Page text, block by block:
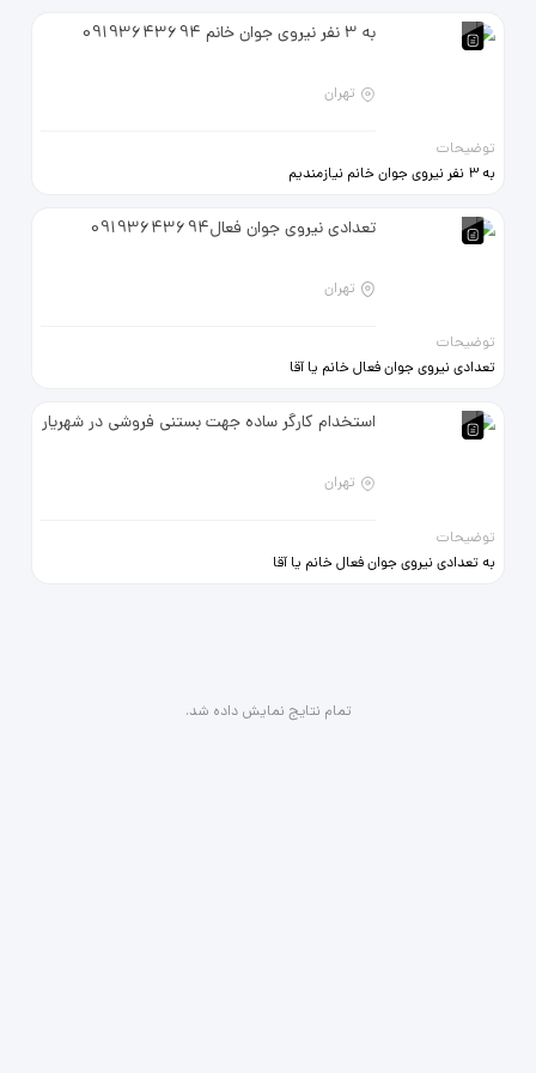
به 3 نفر نیروی جوان خانم 09193643694
تهران
توضیحات
به 3 نفر نیروی جوان خانم نیازمندیم
شهریارخیابان ولیعصر)
09193643694
تعدادی نیروی جوان فعال09193643694
تهران
توضیحات
تعدادی نیروی جوان فعال خانم یا آقا
ولیعصر) 09193643694
استخدام کارگر ساده جهت بستنی فروشی در شهریار
تهران
توضیحات
به تعدادی نیروی جوان فعال خانم یا آقا
تمام نتایج نمایش داده شد.